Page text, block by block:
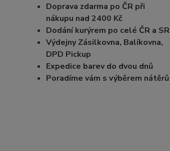
Doprava zdarma po ČR při
nákupu nad 2400 Kč
Dodání kurýrem po celé ČR a SR
Výdejny Zásilkovna, Balíkovna,
DPD Pickup
Expedice barev do dvou dnů
Poradíme vám s výběrem nátěrů